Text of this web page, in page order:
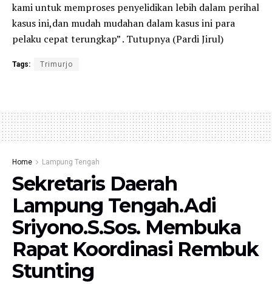
kami untuk memproses penyelidikan lebih dalam perihal
kasus ini,dan mudah mudahan dalam kasus ini para
pelaku cepat terungkap” . Tutupnya (Pardi Jirul)
Tags: Trimurjo
Home Lampung Tengah
Sekretaris Daerah
Lampung Tengah.Adi
Sriyono.S.Sos. Membuka
Rapat Koordinasi Rembuk
Stunting